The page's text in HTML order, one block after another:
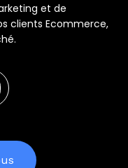
et de
clients Ecommerce,